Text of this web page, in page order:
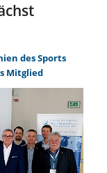
des Sports
Mitglied